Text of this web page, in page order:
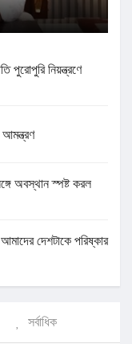
পুরোপুরি নিয়ন্ত্রণে
আমন্ত্রণ
অবস্থান স্পষ্ট করল
দেশটাকে পরিষ্কার
সর্বাধিক